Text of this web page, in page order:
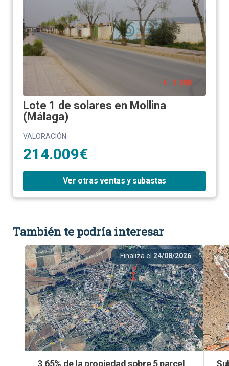
Lote 1 de solares en Mollina
(Málaga)
VALORACIÓN
214.009€
Ver otras ventas y subastas
También te podría interesar
Finaliza el 24/08/2026